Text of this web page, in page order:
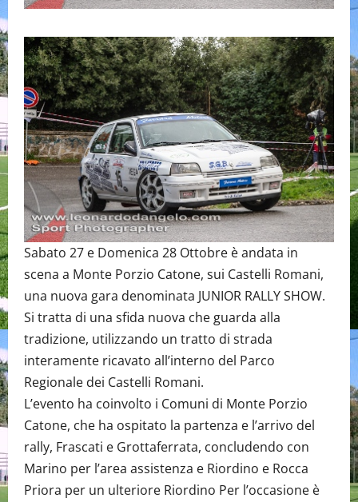
Sabato 27 e Domenica 28 Ottobre è andata in
scena a Monte Porzio Catone, sui Castelli Romani,
una nuova gara denominata JUNIOR RALLY SHOW.
Si tratta di una sfida nuova che guarda alla
tradizione, utilizzando un tratto di strada
interamente ricavato all’interno del Parco
Regionale dei Castelli Romani.
L’evento ha coinvolto i Comuni di Monte Porzio
Catone, che ha ospitato la partenza e l’arrivo del
rally, Frascati e Grottaferrata, concludendo con
Marino per l’area assistenza e Riordino e Rocca
Priora per un ulteriore Riordino Per l’occasione è